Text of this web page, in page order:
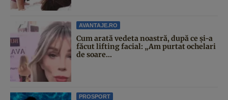
AVANTAJE.RO
Cum arată vedeta noastră, după ce și-a
făcut lifting facial: „Am purtat ochelari
de soare...
PROSPORT